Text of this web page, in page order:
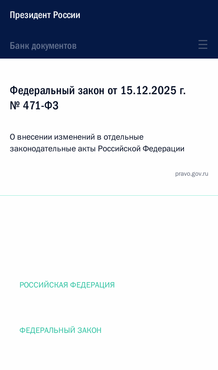
Президент России
Банк документов
Федеральный закон от 15.12.2025 г.
№ 471-ФЗ
О внесении изменений в отдельные
законодательные акты Российской Федерации
pravo.gov.ru
РОССИЙСКАЯ ФЕДЕРАЦИЯ
ФЕДЕРАЛЬНЫЙ ЗАКОН